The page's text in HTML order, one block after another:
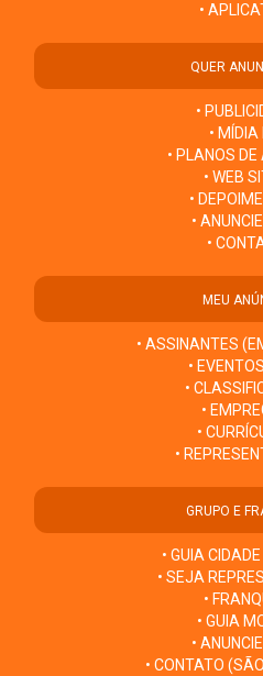
•
QUER
•
• MÍDIA
• PLANOS DE
• WEB
•
•
•
MEU
• ASSINANTES
•
•
•
•
•
GRUPO E
• GUIA
• SEJA
•
• GUIA
•
• CONTATO